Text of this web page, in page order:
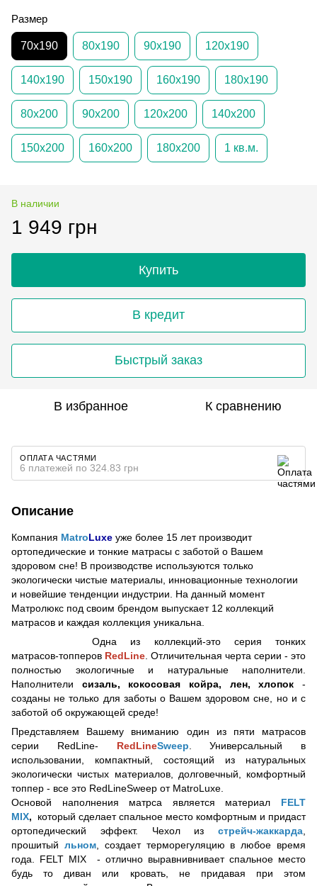
Размер
70х190 80х190 90х190 120х190
140х190 150х190 160х190 180х190
80х200 90х200 120х200 140х200
150х200 160х200 180х200 1 кв.м.
В наличии
1 949 грн
Купить
В кредит
Быстрый заказ
В избранное К сравнению
ОПЛАТА ЧАСТЯМИ
6 платежей по 324.83 грн
Описание
Компания MatroLuxe уже более 15 лет производит
ортопедические и тонкие матрасы с заботой о Вашем
здоровом сне! В производстве используются только
экологически чистые материалы, инновационные технологии
и новейшие тенденции индустрии. На данный момент
Матролюкс под своим брендом выпускает 12 коллекций
матрасов и каждая коллекция уникальна.
Одна из коллекций-это серия тонких
матрасов-топперов RedLine . Отличительная черта серии - это
полностью экологичные и натуральные наполнители.
Наполнители сизаль, кокосовая койра, лен, хлопок-
созданы не только для заботы о Вашем здоровом сне, но и с
заботой об окружающей среде!
Представляем Вашему вниманию один из пяти матрасов
серии RedLine- RedLineSweep . Универсальный в
использовании, компактный, состоящий из натуральных
экологически чистых материалов, долговечный, комфортный
топпер - все это RedLineSweep от MatroLuxe.
Основой наполнения матрса является материал FELT
MIX,
который сделает спальное место комфортным и придаст
ортопедический эффект. Чехол из стрейч-жаккарда
прошитый льном, создает терморегуляцию в любое время
года. FELT MIX - отлично выравнивнивает спальное место
будь то диван или кровать, не придавая при этом